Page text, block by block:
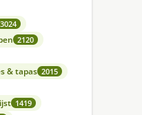
3024
2120
& tapas 2015
1419